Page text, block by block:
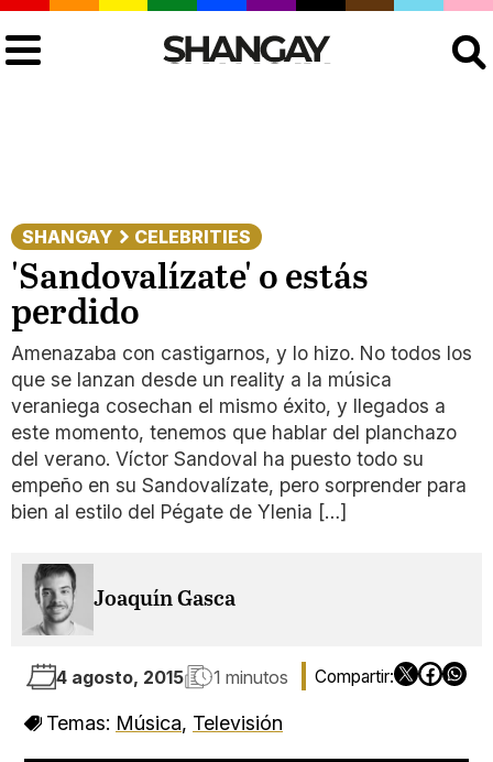
SHANGAY CELEBRITIES
'Sandovalízate' o estás
perdido
Amenazaba con castigarnos, y lo hizo. No todos los
que se lanzan desde un reality a la música
veraniega cosechan el mismo éxito, y llegados a
este momento, tenemos que hablar del planchazo
del verano. Víctor Sandoval ha puesto todo su
empeño en su Sandovalízate, pero sorprender para
bien al estilo del Pégate de Ylenia […]
Joaquín Gasca
4 agosto, 2015 1 minutos
Temas: Música, Televisión